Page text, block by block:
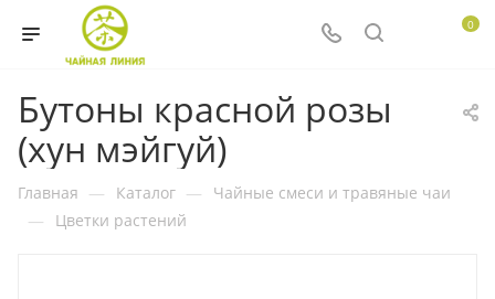
0
Бутоны красной розы
(хун мэйгуй)
Главная — Каталог — Чайные смеси и травяные чаи
— Цветки растений